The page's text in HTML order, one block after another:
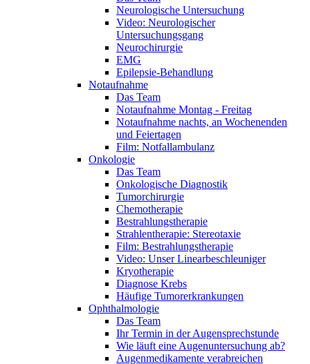
Neurologische Untersuchung
Video: Neurologischer
Untersuchungsgang
Neurochirurgie
EMG
Epilepsie-Behandlung
Notaufnahme
Das Team
Notaufnahme Montag - Freitag
Notaufnahme nachts, an Wochenenden
und Feiertagen
Film: Notfallambulanz
Onkologie
Das Team
Onkologische Diagnostik
Tumorchirurgie
Chemotherapie
Bestrahlungstherapie
Strahlentherapie: Stereotaxie
Film: Bestrahlungstherapie
Video: Unser Linearbeschleuniger
Kryotherapie
Diagnose Krebs
Häufige Tumorerkrankungen
Ophthalmologie
Das Team
Ihr Termin in der Augensprechstunde
Wie läuft eine Augenuntersuchung ab?
Augenmedikamente verabreichen